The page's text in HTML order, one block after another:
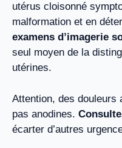
utérus cloisonné
malformation et en
examens d’imagerie
seul moyen de la
utérines.
Attention, des douleurs
pas anodines.
écarter d’autres